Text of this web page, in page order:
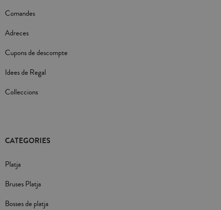
Comandes
Adreces
Cupons de descompte
Idees de Regal
Colleccions
CATEGORIES
Platja
Bruses Platja
Bosses de platja